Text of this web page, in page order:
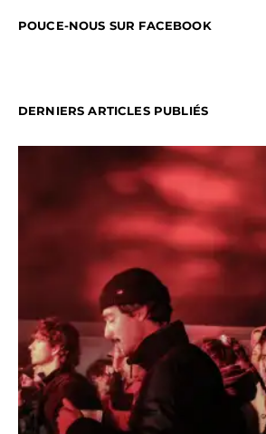
POUCE-NOUS SUR FACEBOOK
DERNIERS ARTICLES PUBLIÉS